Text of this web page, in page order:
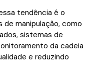
tendência é o
manipulação, como
sistemas de
da cadeia
e reduzindo